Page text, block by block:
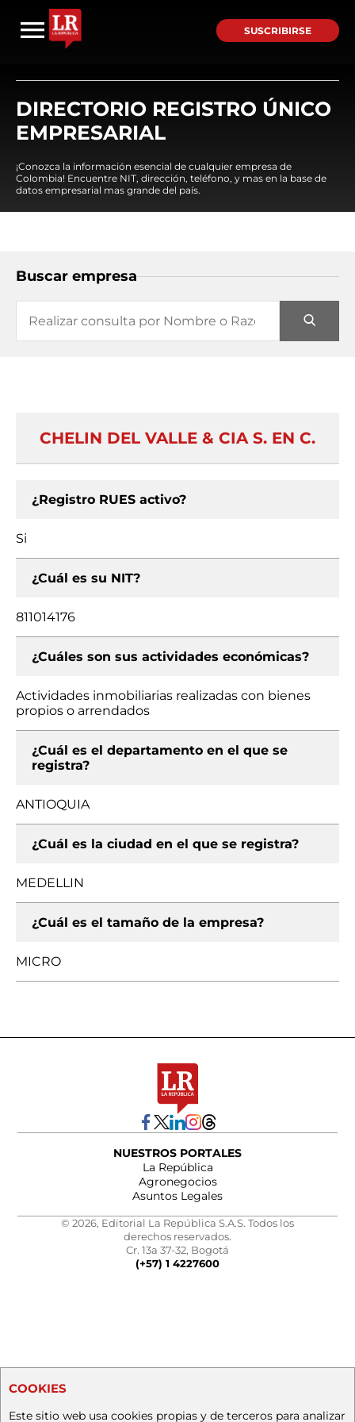
SUSCRIBIRSE
DIRECTORIO REGISTRO ÚNICO
EMPRESARIAL
¡Conozca la información esencial de cualquier empresa de
Colombia! Encuentre NIT, dirección, teléfono, y mas en la base de
datos empresarial mas grande del país.
Buscar empresa
CHELIN DEL VALLE & CIA S. EN C.
¿Registro RUES activo?
Si
¿Cuál es su NIT?
811014176
¿Cuáles son sus actividades económicas?
Actividades inmobiliarias realizadas con bienes
propios o arrendados
¿Cuál es el departamento en el que se
registra?
ANTIOQUIA
¿Cuál es la ciudad en el que se registra?
MEDELLIN
¿Cuál es el tamaño de la empresa?
MICRO
NUESTROS PORTALES
La República
Agronegocios
Asuntos Legales
© 2026, Editorial La República S.A.S. Todos los
derechos reservados.
Cr. 13a 37-32, Bogotá
(+57) 1 4227600
COOKIES
Este sitio web usa cookies propias y de terceros para analizar